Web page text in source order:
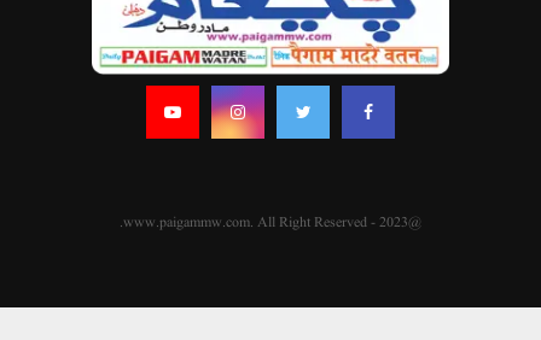
@2023 - www.paigammw.com. All Right Reserved.